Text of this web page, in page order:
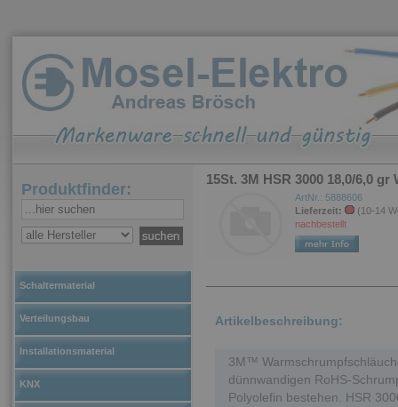
Produktfinder:
Schaltermaterial
Verteilungsbau
Installationsmaterial
KNX
15St. 3M HSR 3000 18,0/6,0
ArtNr.: 5888606
Lieferzeit:
(10-14
nachbestellt
Artikelbeschreibung:
3M™
dünnwandigen RoHS-
Polyolefin bestehen. HSR